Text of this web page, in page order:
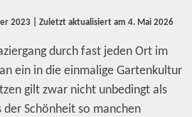
2023| Zuletzt aktualisiert am 4. Mai 2026
durch fast jeden Ort im
ein in die einmalige Gartenkultur
gilt zwar nicht unbedingt als
Schönheit so manchen